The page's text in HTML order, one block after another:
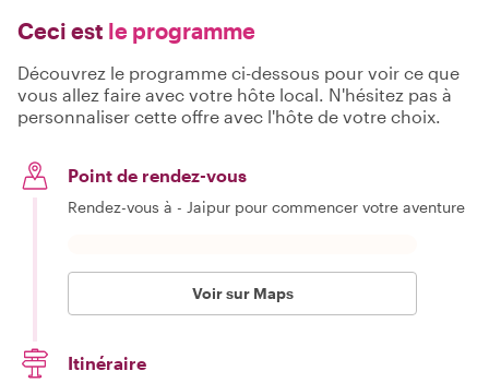
Ceci est le programme
Découvrez le programme ci-dessous pour voir ce que
vous allez faire avec votre hôte local. N'hésitez pas à
personnaliser cette offre avec l'hôte de votre choix.
Point de rendez-vous
Rendez-vous à - Jaipur pour commencer votre aventure
Voir sur Maps
Itinéraire